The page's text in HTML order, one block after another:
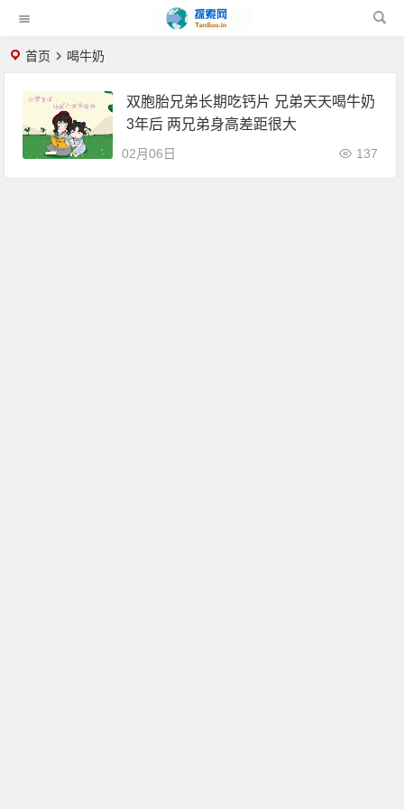
首页 喝牛奶
双胞胎兄弟长期吃钙片 兄弟天天喝牛奶
3年后 两兄弟身高差距很大
02月06日 137